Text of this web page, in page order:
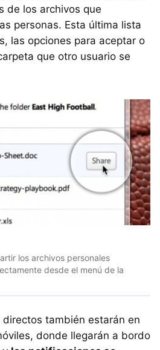
de los archivos que
personas. Esta última lista
las opciones para aceptar o
que otro usuario se
los archivos personales
desde el menú de la
también estarán en
donde llegarán a bordo